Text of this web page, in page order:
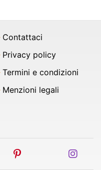
Contattaci
Privacy policy
Termini e condizioni
Menzioni legali
pinterest